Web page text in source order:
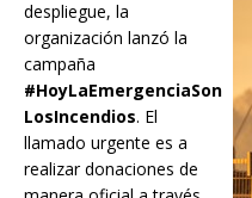
despliegue, la
organización lanzó la
campaña
#HoyLaEmergenciaSon
LosIncendios. El
llamado urgente es a
realizar donaciones de